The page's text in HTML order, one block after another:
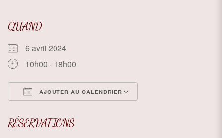
QUAND
6 avril 2024
10h00 - 18h00
AJOUTER AU CALENDRIER
RÉSERVATIONS